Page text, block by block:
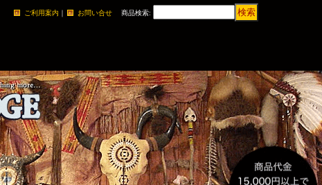
ご利用案内 ｜ お問い合せ 商品検索: